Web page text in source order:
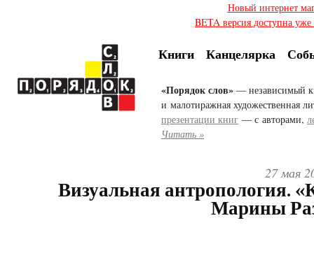
Новый интернет
BETA версия доступна
Книги Канцелярка
«Порядок слов» — независимый
и малотиражная художественная
презентации книг — с авторами,
Читать »
27 мая
Визуальная антропология.
Марины